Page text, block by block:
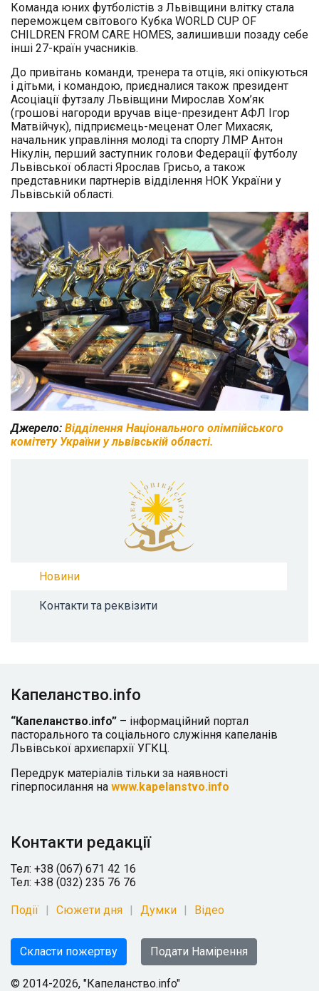
Команда юних футболістів з Львівщини влітку стала
переможцем світового Кубка WORLD CUP OF
CHILDREN FROM CARE HOMES, залишивши позаду себе
інші 27-країн учасників.
До привітань команди, тренера та отців, які опікуються
і дітьми, і командою, приєдналися також президент
Асоціації футзалу Львівщини Мирослав Хом’як
(грошові нагороди вручав віце-президент АФЛ Ігор
Матвійчук), підприємець-меценат Олег Михасяк,
начальник управління молоді та спорту ЛМР Антон
Нікулін, перший заступник голови Федерації футболу
Львівської області Ярослав Грисьо, а також
представники партнерів відділення НОК України у
Львівській області.
Джерело: Відділення Національного олімпійського
комітету України у львівській області.
Новини
Контакти та реквізити
Капеланство.info
“Капеланство.info” – інформаційний портал
пасторального та соціального служіння капеланів
Львівської архиєпархії УГКЦ.
Передрук матеріалів тільки за наявності
гіперпосилання на www.kapelanstvo.info
Контакти редакції
Тел: +38 (067) 671 42 16
Тел: +38 (032) 235 76 76
Події Сюжети дня Думки Відео
Скласти пожертву Подати Намірення
© 2014-2026, "Капеланство.info"